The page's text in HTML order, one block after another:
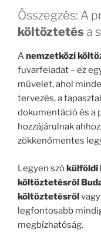
Összegzés: A
költöztetés a
Anemzetközi
fuvarfeladat – ez
művelet, ahol
tervezés, a
dokumentáció és a
hozzájárulnak
zökkenőmentes
Legyen szókülföldi
költöztetésről
költöztetésrőlvagy
legfontosabb
megbízhatóság.